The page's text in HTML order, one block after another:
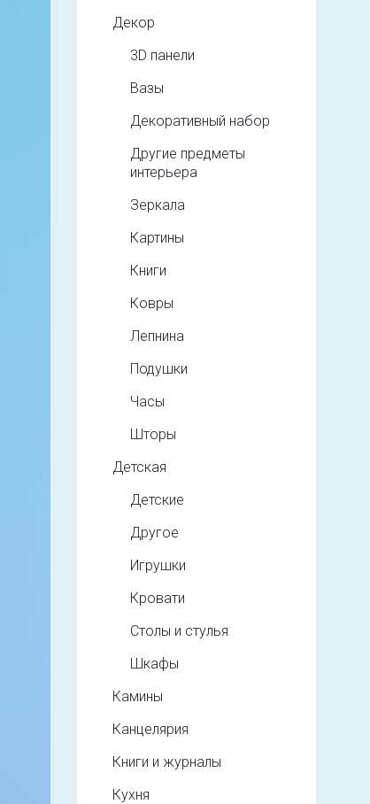
Декор
3D панели
Вазы
Декоративный набор
Другие предметы
интерьера
Зеркала
Картины
Книги
Ковры
Лепнина
Подушки
Часы
Шторы
Детская
Детские
Другое
Игрушки
Кровати
Столы и стулья
Шкафы
Камины
Канцелярия
Книги и журналы
Кухня